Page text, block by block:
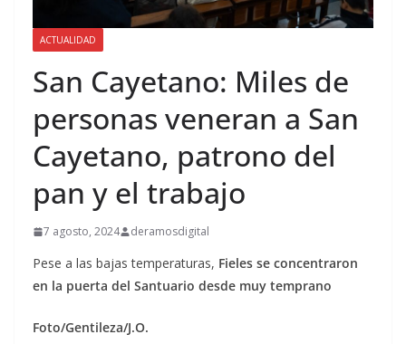
ACTUALIDAD
San Cayetano: Miles de
personas veneran a San
Cayetano, patrono del
pan y el trabajo
7 agosto, 2024 deramosdigital
Pese a las bajas temperaturas, Fieles se concentraron
en la puerta del Santuario desde muy temprano
Foto/Gentileza/J.O.